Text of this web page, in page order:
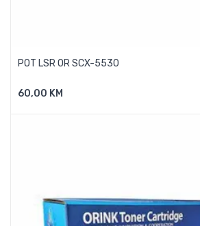
POT LSR OR SCX-5530
60,00 KMDodaj U Košaricu